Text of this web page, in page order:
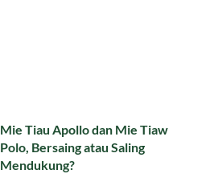
Mie Tiau Apollo dan Mie Tiaw
Polo, Bersaing atau Saling
Mendukung?